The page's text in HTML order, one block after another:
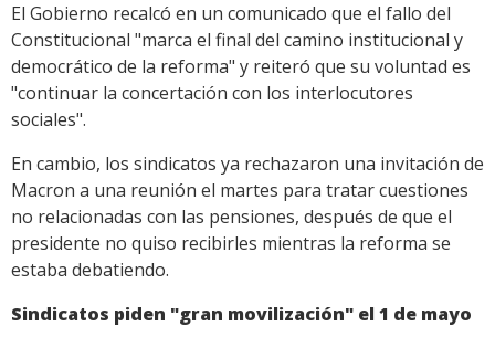
El Gobierno recalcó en un comunicado que el fallo del
Constitucional "marca el final del camino institucional y
democrático de la reforma" y reiteró que su voluntad es
"continuar la concertación con los interlocutores
sociales".
En cambio, los sindicatos ya rechazaron una invitación de
Macron a una reunión el martes para tratar cuestiones
no relacionadas con las pensiones, después de que el
presidente no quiso recibirles mientras la reforma se
estaba debatiendo.
Sindicatos piden "gran movilización" el 1 de mayo